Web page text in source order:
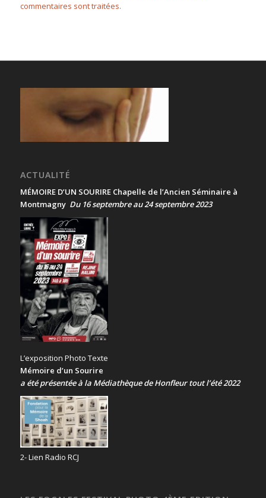
commentaires sont traitées.
ACTUALITÉ
MÉMOIRE D’UN SOURIRE Chapelle de l’Ancien Séminaire à
Montmagny Du 16 septembre au 24 septembre 2023
L’exposition Photo Texte
Mémoire d’un Sourire
a été présentéeà la Médiathèque de Honfleur tout l’été 2022
2- Lien Radio RCJ